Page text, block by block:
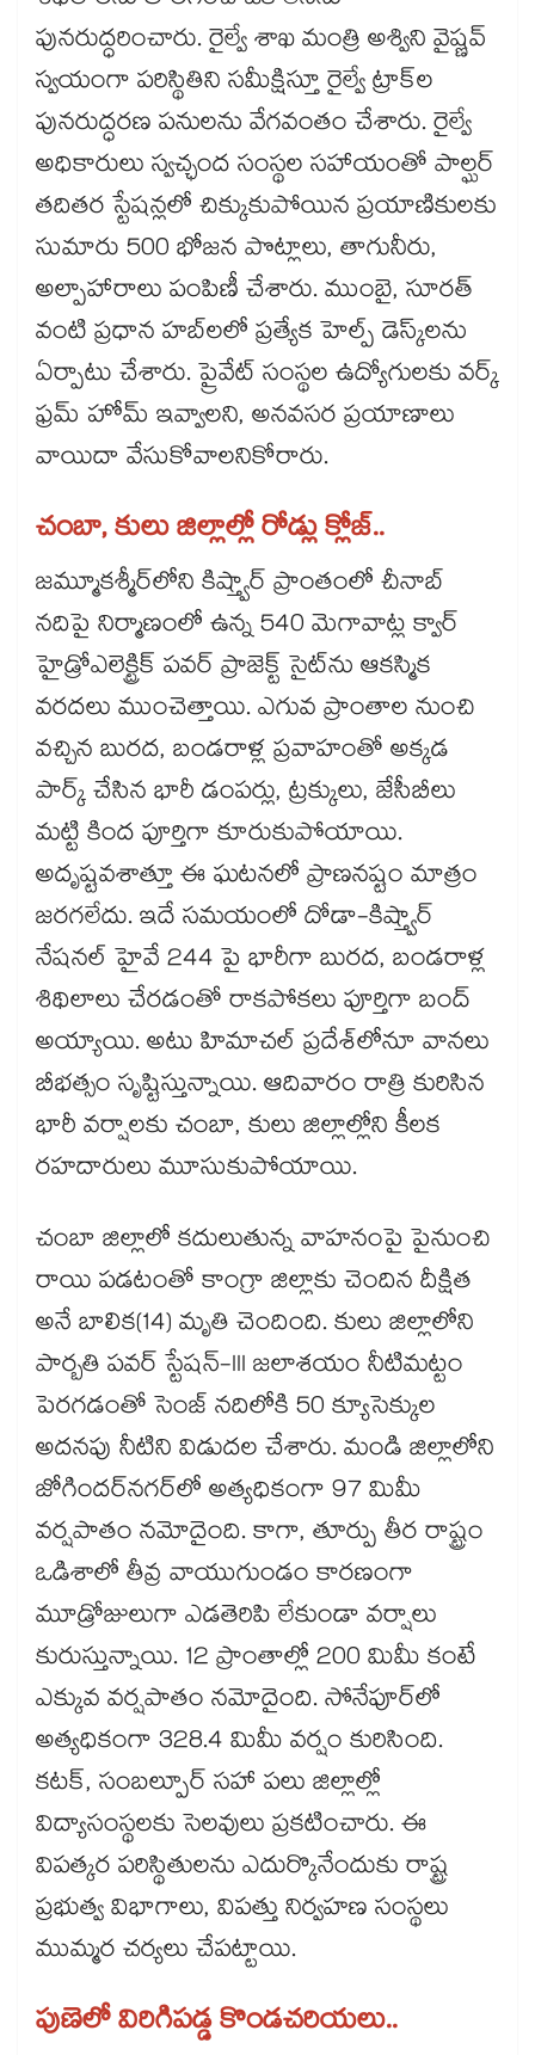
పునరుద్ధరించారు. రైల్వే శాఖ మంత్రి అశ్విని వైష్ణవ్
స్వయంగా పరిస్థితిని సమీక్షిస్తూ రైల్వే ట్రాక్​ల
పునరుద్ధరణ పనులను వేగవంతం చేశారు. రైల్వే
అధికారులు స్వచ్ఛంద సంస్థల సహాయంతో పాల్ఘర్
తదితర స్టేషన్లలో చిక్కుకుపోయిన ప్రయాణికులకు
సుమారు 500 భోజన పొట్లాలు, తాగునీరు,
అల్పాహారాలు పంపిణీ చేశారు. ముంబై, సూరత్
వంటి ప్రధాన హబ్‌‌లలో ప్రత్యేక హెల్ప్ డెస్క్‌‌లను
ఏర్పాటు చేశారు. ప్రైవేట్ సంస్థల ఉద్యోగులకు వర్క్
ఫ్రమ్ హోమ్ ఇవ్వాలని, అనవసర ప్రయాణాలు
వాయిదా వేసుకోవాలనికోరారు.
చంబా, కులు జిల్లాల్లో రోడ్లు క్లోజ్​..
జమ్మూకశ్మీర్‌‌లోని కిష్త్వార్ ప్రాంతంలో చీనాబ్
నదిపై నిర్మాణంలో ఉన్న 540 మెగావాట్ల క్వార్
హైడ్రోఎలెక్ట్రిక్ పవర్ ప్రాజెక్ట్ సైట్‌‌ను ఆకస్మిక
వరదలు ముంచెత్తాయి. ఎగువ ప్రాంతాల నుంచి
వచ్చిన బురద, బండరాళ్ల ప్రవాహంతో అక్కడ
పార్క్ చేసిన భారీ డంపర్లు, ట్రక్కులు, జేసీబీలు
మట్టి కింద పూర్తిగా కూరుకుపోయాయి.
అదృష్టవశాత్తూ ఈ ఘటనలో ప్రాణనష్టం మాత్రం
జరగలేదు. ఇదే సమయంలో దోడా-కిష్త్వార్
నేషనల్ హైవే 244 పై భారీగా బురద, బండరాళ్ల
శిథిలాలు చేరడంతో రాకపోకలు పూర్తిగా బంద్
అయ్యాయి. అటు హిమాచల్ ప్రదేశ్‌‌లోనూ వానలు
బీభత్సం సృష్టిస్తున్నాయి. ఆదివారం రాత్రి కురిసిన
భారీ వర్షాలకు చంబా, కులు జిల్లాల్లోని కీలక
రహదారులు మూసుకుపోయాయి.
చంబా జిల్లాలో కదులుతున్న వాహనంపై పైనుంచి
రాయి పడటంతో కాంగ్రా జిల్లాకు చెందిన దీక్షిత
అనే బాలిక(14) మృతి చెందింది. కులు జిల్లాలోని
పార్బతి పవర్ స్టేషన్-III జలాశయం నీటిమట్టం
పెరగడంతో సెంజ్ నదిలోకి 50 క్యూసెక్కుల
అదనపు నీటిని విడుదల చేశారు. మండి జిల్లాలోని
జోగిందర్‌‌నగర్‌‌లో అత్యధికంగా 97 మిమీ
వర్షపాతం నమోదైంది. కాగా, తూర్పు తీర రాష్ట్రం
ఒడిశాలో తీవ్ర వాయుగుండం కారణంగా
మూడ్రోజులుగా ఎడతెరిపి లేకుండా వర్షాలు
కురుస్తున్నాయి. 12 ప్రాంతాల్లో 200 మిమీ కంటే
ఎక్కువ వర్షపాతం నమోదైంది. సోనేపూర్‌‌లో
అత్యధికంగా 328.4 మిమీ వర్షం కురిసింది.
కటక్, సంబల్పూర్ సహా పలు జిల్లాల్లో
విద్యాసంస్థలకు సెలవులు ప్రకటించారు. ఈ
విపత్కర పరిస్థితులను ఎదుర్కొనేందుకు రాష్ట్ర
ప్రభుత్వ విభాగాలు, విపత్తు నిర్వహణ సంస్థలు
ముమ్మర చర్యలు చేపట్టాయి.
పుణెలో విరిగిపడ్డ కొండచరియలు..